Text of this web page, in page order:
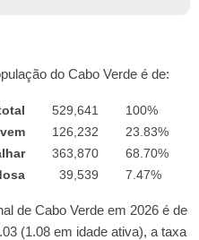
do Cabo Verde é de:
529,641
100%
126,232
23.83%
363,870
68.70%
39,539 7.47%
de Cabo Verde em 2026 é de
(1.08 em idade ativa), a taxa